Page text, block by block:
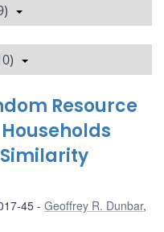
Resource
45 Geoffrey R. Dunbar,